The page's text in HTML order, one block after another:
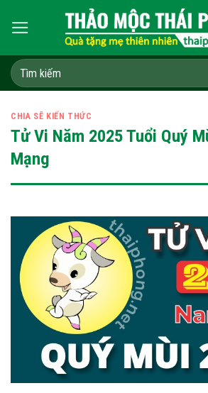
Tìm
kiếm:
CHIA SẼ KIẾN THỨC
Tử Vi Năm 2025 Tuổi Quý
Mạng